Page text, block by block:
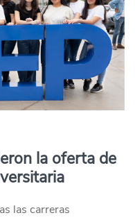
la oferta de
las carreras